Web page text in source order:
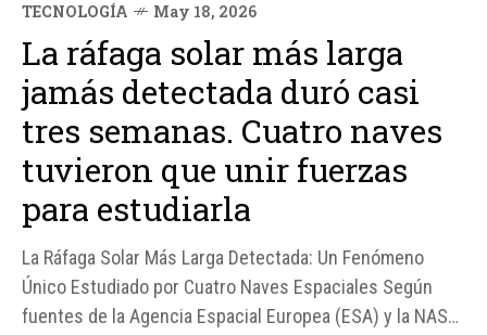
TECNOLOGÍA May 18, 2026
La ráfaga solar más larga
jamás detectada duró casi
tres semanas. Cuatro naves
tuvieron que unir fuerzas
para estudiarla
La Ráfaga Solar Más Larga Detectada: Un Fenómeno
Único Estudiado por Cuatro Naves Espaciales Según
fuentes de la Agencia Espacial Europea (ESA) y la NASA,